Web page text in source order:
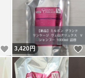
いいね！
3,420円